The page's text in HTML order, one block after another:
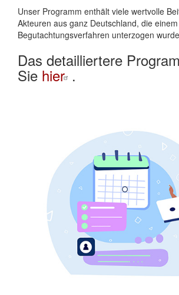
Unser Programm enthält viele wertvolle
Akteuren aus ganz Deutschland, die einem
Begutachtungsverfahren unterzogen
Das detailliertere
Sie hier .